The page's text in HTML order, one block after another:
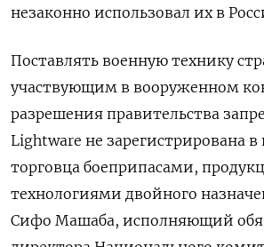
незаконно использовал их в
Поставлять военную технику
участвующим в вооруженном
разрешения правительства
Lightware не зарегистрирована в
торговца боеприпасами,
технологиями двойного
Сифо Машаба, исполняющий